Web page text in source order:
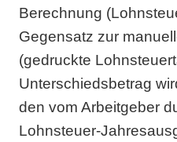
Berechnung
Gegensatz zur
(gedruckte
Unterschiedsbetrag
den vom Arbeitgeber
Lohnsteuer-